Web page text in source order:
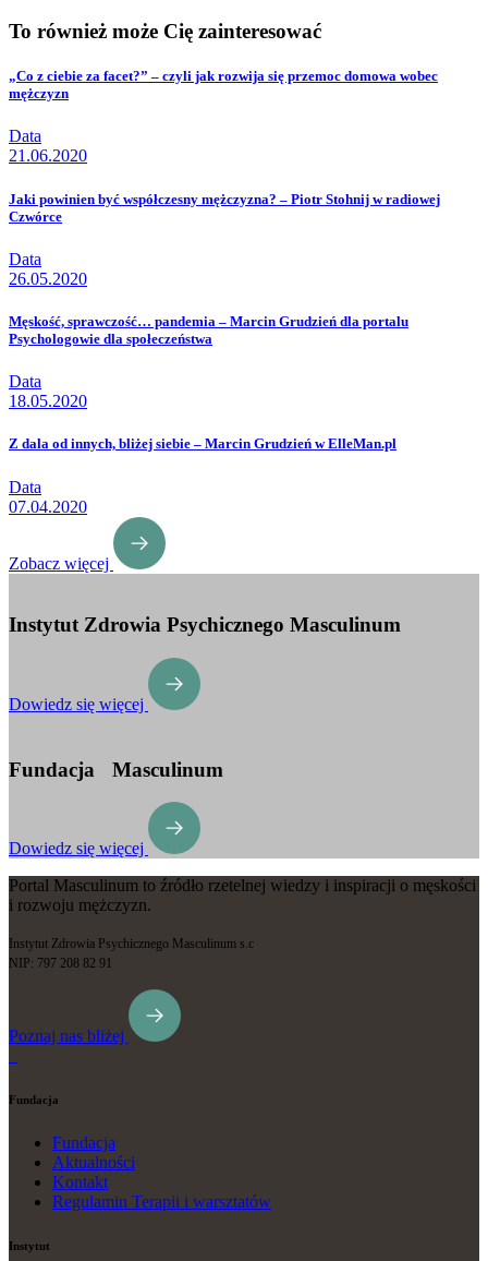
To również może Cię zainteresować
„Co z ciebie za facet?” – czyli jak rozwija się przemoc domowa wobec
mężczyzn
Data
21.06.2020
Jaki powinien być współczesny mężczyzna? – Piotr Stohnij w radiowej
Czwórce
Data
26.05.2020
Męskość, sprawczość… pandemia – Marcin Grudzień dla portalu
Psychologowie dla społeczeństwa
Data
18.05.2020
Z dala od innych, bliżej siebie – Marcin Grudzień w ElleMan.pl
Data
07.04.2020
Zobacz więcej
Instytut Zdrowia Psychicznego Masculinum
Dowiedz się więcej
Fundacja Masculinum
Dowiedz się więcej
Portal Masculinum to źródło rzetelnej wiedzy i inspiracji o męskości
i rozwoju mężczyzn.
Instytut Zdrowia Psychicznego Masculinum s.c
NIP: 797 208 82 91
Poznaj nas bliżej
Fundacja
Fundacja
Aktualności
Kontakt
Regulamin Terapii i warsztatów
Instytut